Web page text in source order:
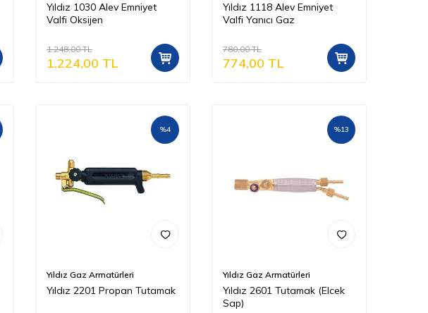
Yıldız 1030 Alev Emniyet
Valfi Oksijen
1.248,00TL
1.224,00 TL
Yıldız 1118 Alev Emniyet
Valfi Yanıcı Gaz
780,00TL
774,00 TL
%4
Yıldız Gaz Armatürleri
Yıldız 2201 Propan Tutamak
%13
Yıldız Gaz Armatürleri
Yıldız 2601 Tutamak (Elcek
Sap)